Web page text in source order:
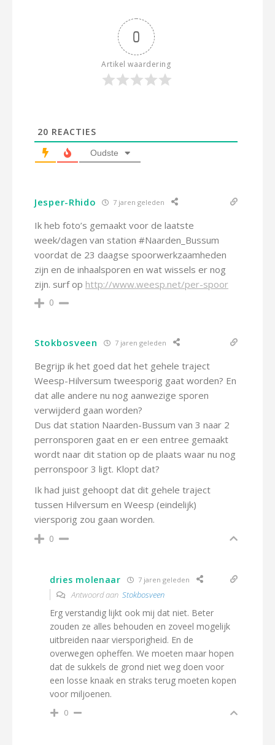
0
Artikel waardering
20 REACTIES
Oudste
Jesper-Rhido 7 jaren geleden
Ik heb foto’s gemaakt voor de laatste
week/dagen van station #Naarden_Bussum
voordat de 23 daagse spoorwerkzaamheden
zijn en de inhaalsporen en wat wissels er nog
zijn. surf op http://www.weesp.net/per-spoor
0
Stokbosveen 7 jaren geleden
Begrijp ik het goed dat het gehele traject
Weesp-Hilversum tweesporig gaat worden? En
dat alle andere nu nog aanwezige sporen
verwijderd gaan worden?
Dus dat station Naarden-Bussum van 3 naar 2
perronsporen gaat en er een entree gemaakt
wordt naar dit station op de plaats waar nu nog
perronspoor 3 ligt. Klopt dat?
Ik had juist gehoopt dat dit gehele traject
tussen Hilversum en Weesp (eindelijk)
viersporig zou gaan worden.
0
dries molenaar 7 jaren geleden
Antwoord aan Stokbosveen
Erg verstandig lijkt ook mij dat niet. Beter
zouden ze alles behouden en zoveel mogelijk
uitbreiden naar viersporigheid. En de
overwegen opheffen. We moeten maar hopen
dat de sukkels de grond niet weg doen voor
een losse knaak en straks terug moeten kopen
voor miljoenen.
0